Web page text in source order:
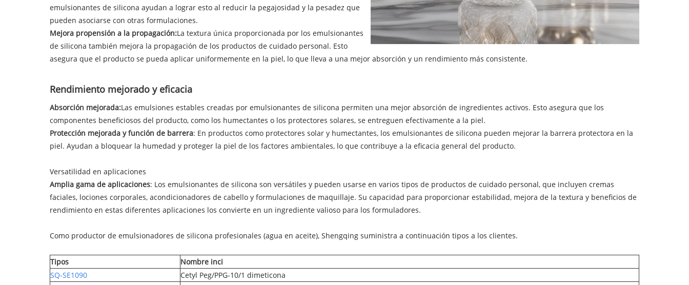
emulsionantes de silicona ayudan a lograr esto al reducir la pegajosidad y la pesadez que
pueden asociarse con otras formulaciones.
Mejora propensión a la propagación:La textura única proporcionada por los emulsionantes
de silicona también mejora la propagación de los productos de cuidado personal. Esto
asegura que el producto se pueda aplicar uniformemente en la piel, lo que lleva a una mejor absorción y un rendimiento más consistente.
Rendimiento mejorado y eficacia
Absorción mejorada:Las emulsiones estables creadas por emulsionantes de silicona permiten una mejor absorción de ingredientes activos. Esto asegura que los
componentes beneficiosos del producto, como los humectantes o los protectores solares, se entreguen efectivamente a la piel.
Protección mejorada y función de barrera: En productos como protectores solar y humectantes, los emulsionantes de silicona pueden mejorar la barrera protectora en la
piel. Ayudan a bloquear la humedad y proteger la piel de los factores ambientales, lo que contribuye a la eficacia general del producto.
Versatilidad en aplicaciones
Amplia gama de aplicaciones: Los emulsionantes de silicona son versátiles y pueden usarse en varios tipos de productos de cuidado personal, que incluyen cremas
faciales, lociones corporales, acondicionadores de cabello y formulaciones de maquillaje. Su capacidad para proporcionar estabilidad, mejora de la textura y beneficios de
rendimiento en estas diferentes aplicaciones los convierte en un ingrediente valioso para los formuladores.
Como productor de emulsionadores de silicona profesionales (agua en aceite), Shengqing suministra a continuación tipos a los clientes.
Tipos
Nombre inci
SQ-SE1090
Cetyl Peg/PPG-10/1 dimeticona